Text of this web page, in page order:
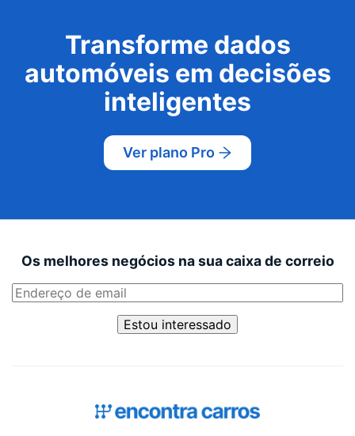
Transforme dados
automóveis em decisões
inteligentes
Ver plano Pro
Os melhores negócios na sua caixa de correio
Estou interessado